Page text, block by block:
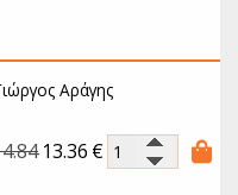
Αράγης
13.36 €